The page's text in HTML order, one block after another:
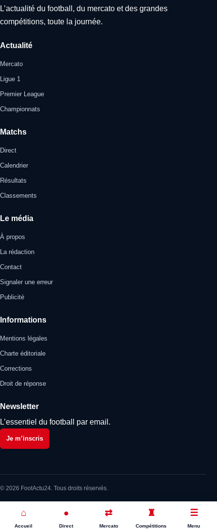
⌂
Accueil
●
Direct
⇄
Mercato
♜
Compétitions
☰
Menu
L’actualité du football, du mercato et des grandes
compétitions, toute la journée.
Actualité
Mercato
Ligue 1
Premier League
Championnats
Matchs
Direct
Calendrier
Résultats
Classements
Le média
À propos
La rédaction
Contact
Signaler une erreur
Publicité
Informations
Mentions légales
Charte éditoriale
Corrections
Droit de réponse
Newsletter
L’essentiel du football par email.
Je m’inscris
© 2026 FootActu24. Tous droits réservés.